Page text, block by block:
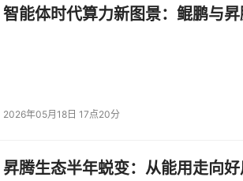
智能体时代算力新图景：鲲鹏与
2026年05月18日 17点20分
昇腾生态半年蜕变：从能用走向